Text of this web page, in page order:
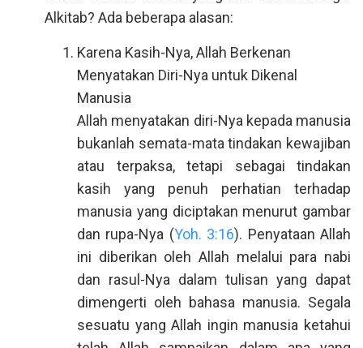
Alkitab? Ada beberapa alasan:
Karena Kasih-Nya, Allah Berkenan
Menyatakan Diri-Nya untuk Dikenal
Manusia
Allah menyatakan diri-Nya kepada manusia
bukanlah semata-mata tindakan kewajiban
atau terpaksa, tetapi sebagai tindakan
kasih yang penuh perhatian terhadap
manusia yang diciptakan menurut gambar
dan rupa-Nya (Yoh. 3:16). Penyataan Allah
ini diberikan oleh Allah melalui para nabi
dan rasul-Nya dalam tulisan yang dapat
dimengerti oleh bahasa manusia. Segala
sesuatu yang Allah ingin manusia ketahui